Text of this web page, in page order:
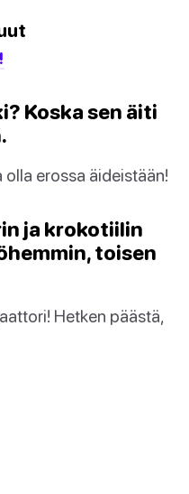
Koska sen äiti
erossa äideistään!
ja krokotiilin
toisen
Hetken päästä,